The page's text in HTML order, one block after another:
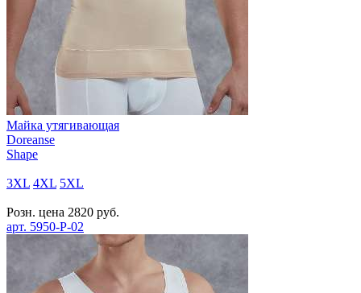
Майка утягивающая
Doreanse
Shape
3XL 4XL 5XL
Розн. цена 2820 руб.
арт. 5950-P-02